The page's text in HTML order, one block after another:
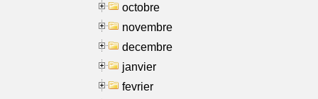
octobre
novembre
decembre
janvier
fevrier